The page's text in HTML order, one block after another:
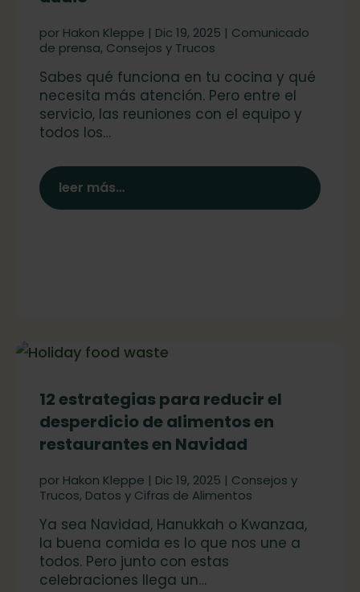
por Hakon Kleppe | Dic 19, 2025 | Comunicado
de prensa, Consejos y Trucos
Sabes qué funciona en tu cocina y qué
necesita más atención. Pero entre el
servicio, las reuniones con el equipo y
todos los…
leer más…
12 estrategias para reducir el
desperdicio de alimentos en
restaurantes en Navidad
por Hakon Kleppe | Dic 19, 2025 | Consejos y
Trucos, Datos y Cifras de Alimentos
Ya sea Navidad, Hanukkah o Kwanzaa,
la buena comida es lo que nos une a
todos. Pero junto con estas
celebraciones llega un…